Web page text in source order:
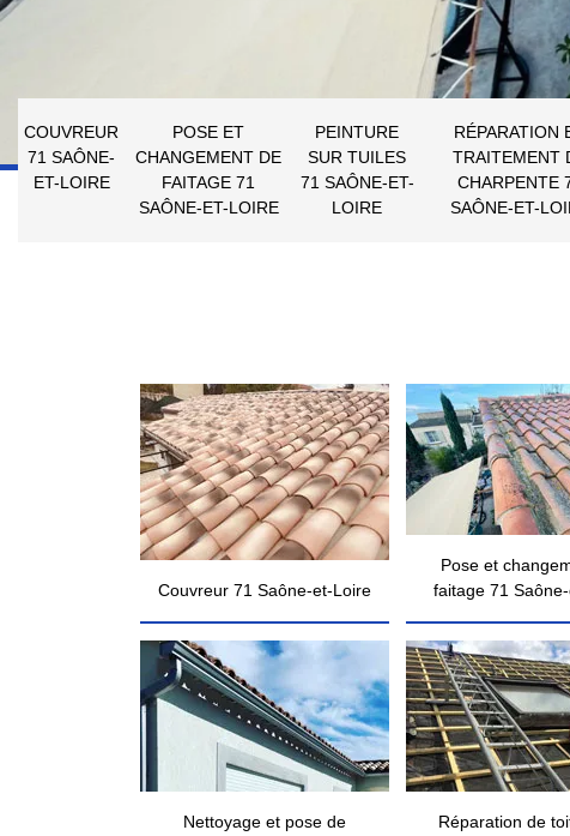
COUVREUR
71 SAÔNE-
ET-LOIRE
POSE ET
CHANGEMENT DE
FAITAGE 71
SAÔNE-ET-LOIRE
PEINTURE
SUR TUILES
71 SAÔNE-ET-
LOIRE
RÉPARATION
TRAITEMENT
CHARPENTE
SAÔNE-ET-
Couvreur 71 Saône-et-Loire
Pose et
faitage 71
Nettoyage et pose de
Réparation de